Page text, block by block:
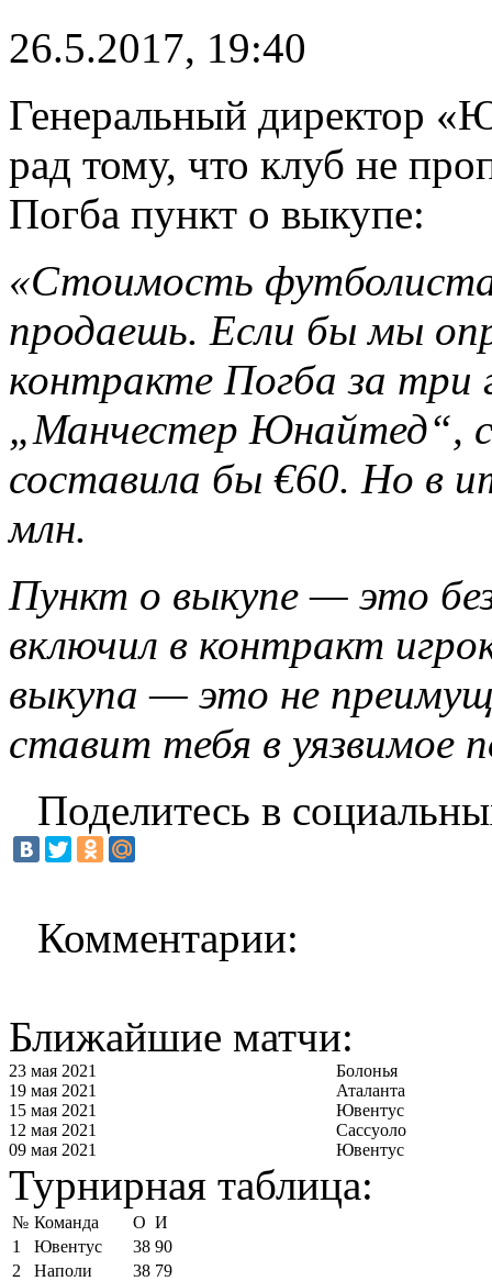
26.5.2017, 19:40
Генеральный директор
рад тому, что клуб не
Погба пункт о выкупе:
«Стоимость футболиста
продаешь. Если бы мы
контракте Погба за три
„Манчестер Юнайтед“,
составила бы €60. Но в
млн.
Пункт о выкупе — это
включил в контракт
выкупа — это не
ставит тебя в уязвимое
Поделитесь в
Комментарии:
Ближайшие матчи:
23 мая 2021
Болонья
19 мая 2021
Аталанта
15 мая 2021
Ювентус
12 мая 2021
Сассуоло
09 мая 2021
Ювентус
Турнирная таблица:
№ Команда О И
1
Ювентус 38 90
2
Наполи 38 79